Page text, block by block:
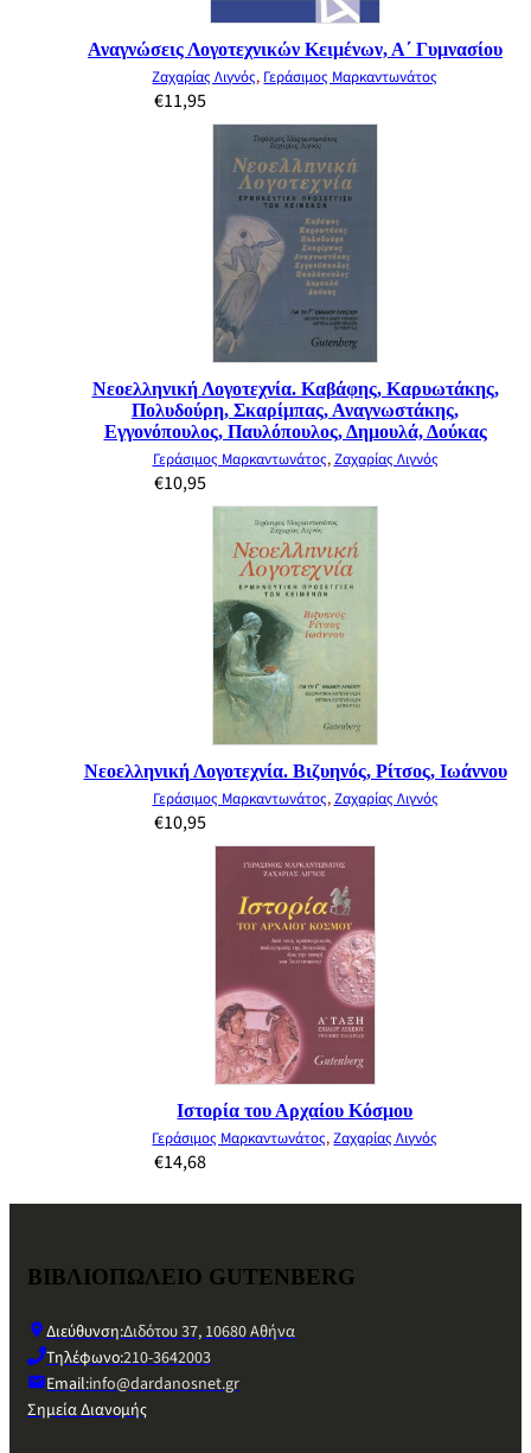
Αναγνώσεις Λογοτεχνικών Κειμένων, Α΄ Γυμνασίου
Ζαχαρίας Λιγνός, Γεράσιμος Μαρκαντωνάτος
€11,95
Νεοελληνική Λογοτεχνία. Καβάφης, Καρυωτάκης,
Πολυδούρη, Σκαρίμπας, Αναγνωστάκης,
Εγγονόπουλος, Παυλόπουλος, Δημουλά, Δούκας
Γεράσιμος Μαρκαντωνάτος,Ζαχαρίας Λιγνός
€10,95
Νεοελληνική Λογοτεχνία. Βιζυηνός, Ρίτσος, Ιωάννου
Γεράσιμος Μαρκαντωνάτος,Ζαχαρίας Λιγνός
€10,95
Ιστορία του Αρχαίου Κόσμου
Γεράσιμος Μαρκαντωνάτος,Ζαχαρίας Λιγνός
€14,68
ΒΙΒΛΙΟΠΩΛΕΙΟ GUTENBERG
Διεύθυνση:Διδότου 37, 10680 Αθήνα
Τηλέφωνο:210-3642003
Email:info@dardanosnet.gr
Σημεία Διανομής